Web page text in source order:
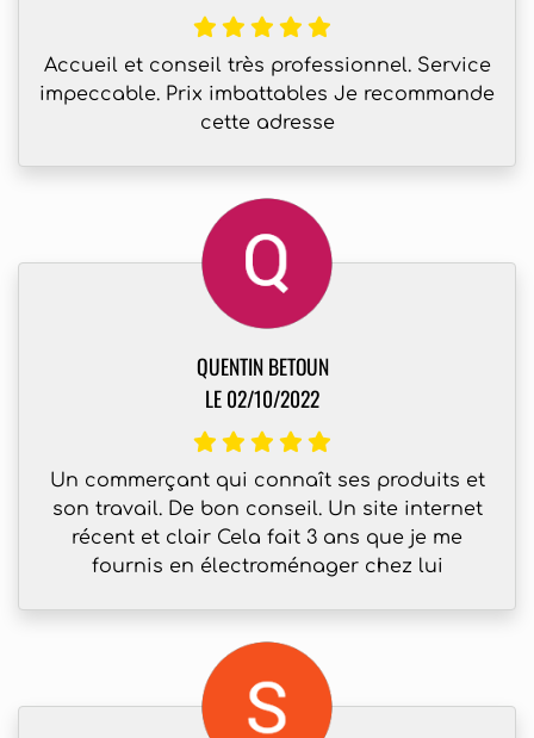
Accueil et conseil très professionnel. Service
impeccable. Prix imbattables Je recommande
cette adresse
QUENTIN BETOUN
LE 02/10/2022
Un commerçant qui connaît ses produits et
son travail. De bon conseil. Un site internet
récent et clair Cela fait 3 ans que je me
fournis en électroménager chez lui